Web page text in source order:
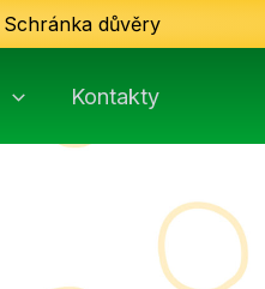
Schránka důvěry
Kontakty